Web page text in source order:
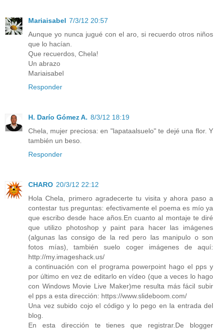
Mariaisabel 7/3/12 20:57
Aunque yo nunca jugué con el aro, si recuerdo otros niños
que lo hacían.
Que recuerdos, Chela!
Un abrazo
Mariaisabel
Responder
H. Darío Gómez A. 8/3/12 18:19
Chela, mujer preciosa: en "lapataalsuelo" te dejé una flor. Y
también un beso.
Responder
CHARO 20/3/12 22:12
Hola Chela, primero agradecerte tu visita y ahora paso a
contestar tus preguntas: efectivamente el poema es mío ya
que escribo desde hace años.En cuanto al montaje te diré
que utilizo photoshop y paint para hacer las imágenes
(algunas las consigo de la red pero las manipulo o son
fotos mías), también suelo coger imágenes de aquí:
http://my.imageshack.us/
a continuación con el programa powerpoint hago el pps y
por último en vez de editarlo en vídeo (que a veces lo hago
con Windows Movie Live Maker)me resulta más fácil subir
el pps a esta dirección: https://www.slideboom.com/
Una vez subido cojo el código y lo pego en la entrada del
blog.
En esta dirección te tienes que registrar.De blogger